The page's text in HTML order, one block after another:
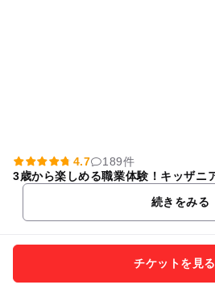
4.7
189件
3歳から楽しめる職業体験！キッザニ
続きをみる
チケットを見る